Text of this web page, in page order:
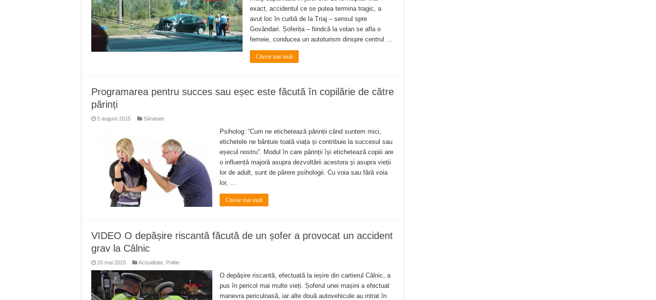
exact, accidentul ce se putea termina tragic, a
avut loc în curbă de la Triaj – sensul spre
Govândari. Șoferița – fiindcă la volan se afla o
femeie, conducea un autoturism dinspre centrul …
Citeste mai mult
Programarea pentru succes sau eșec este făcută în copilărie de către
părinți
5 august 2015 Sănatate
Psiholog: “Cum ne etichetează părinții când suntem mici,
etichetele ne bântuie toată viața și contribuie la succesul sau
eșecul nostru”. Modul în care părinții își etichetează copiii are
o influență majoră asupra dezvoltării acestora și asupra vieții
lor de adult, sunt de părere psihologii. Cu voia sau fără voia
lor, …
Citeste mai mult
VIDEO O depășire riscantă făcută de un șofer a provocat un accident
grav la Câlnic
20 mai 2015 Actualitate Politie
O depășire riscantă, efectuată la ieșire din cartierul Câlnic, a
pus în pericol mai multe vieți. Șoferul unei mașini a efectuat
manevra periculoasă, iar alte două autovehicule au intrat în